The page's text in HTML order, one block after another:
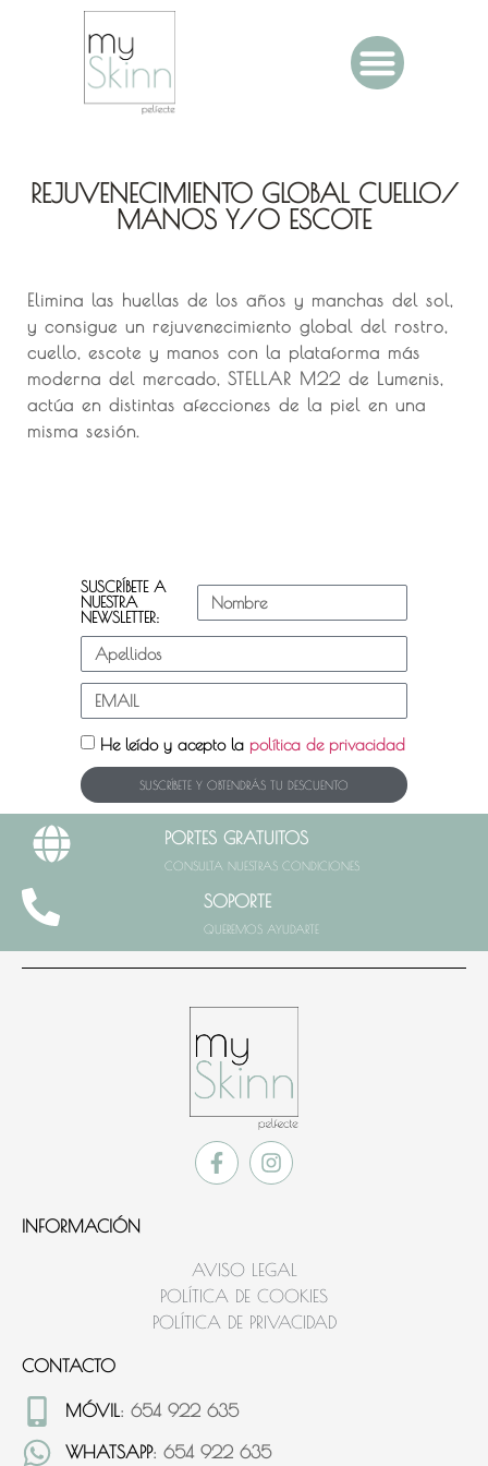
REJUVENECIMIENTO GLOBAL CUELLO/
MANOS Y/O ESCOTE
Elimina las huellas de los años y manchas del sol,
y consigue un rejuvenecimiento global del rostro,
cuello, escote y manos con la plataforma más
moderna del mercado, STELLAR M22 de Lumenis,
actúa en distintas afecciones de la piel en una
misma sesión.
SUSCRÍBETE A
NUESTRA
NEWSLETTER:
He leído y acepto la política de privacidad
SUSCRÍBETE Y OBTENDRÁS TU DESCUENTO
PORTES GRATUITOS
CONSULTA NUESTRAS CONDICIONES
SOPORTE
QUEREMOS AYUDARTE
INFORMACIÓN
AVISO LEGAL
POLÍTICA DE COOKIES
POLÍTICA DE PRIVACIDAD
CONTACTO
MÓVIL: 654 922 635
WHATSAPP: 654 922 635